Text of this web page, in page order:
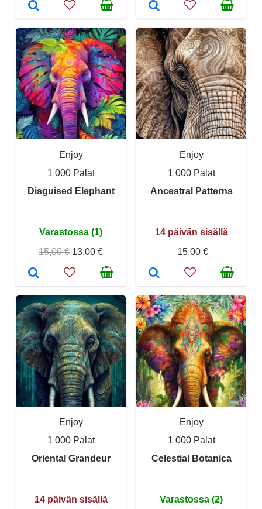
Enjoy
1 000 Palat
Disguised Elephant
Varastossa (1)
15,00 € 13,00 €
Enjoy
1 000 Palat
Ancestral Patterns
14 päivän sisällä
15,00 €
Enjoy
1 000 Palat
Oriental Grandeur
14 päivän sisällä
Enjoy
1 000 Palat
Celestial Botanica
Varastossa (2)